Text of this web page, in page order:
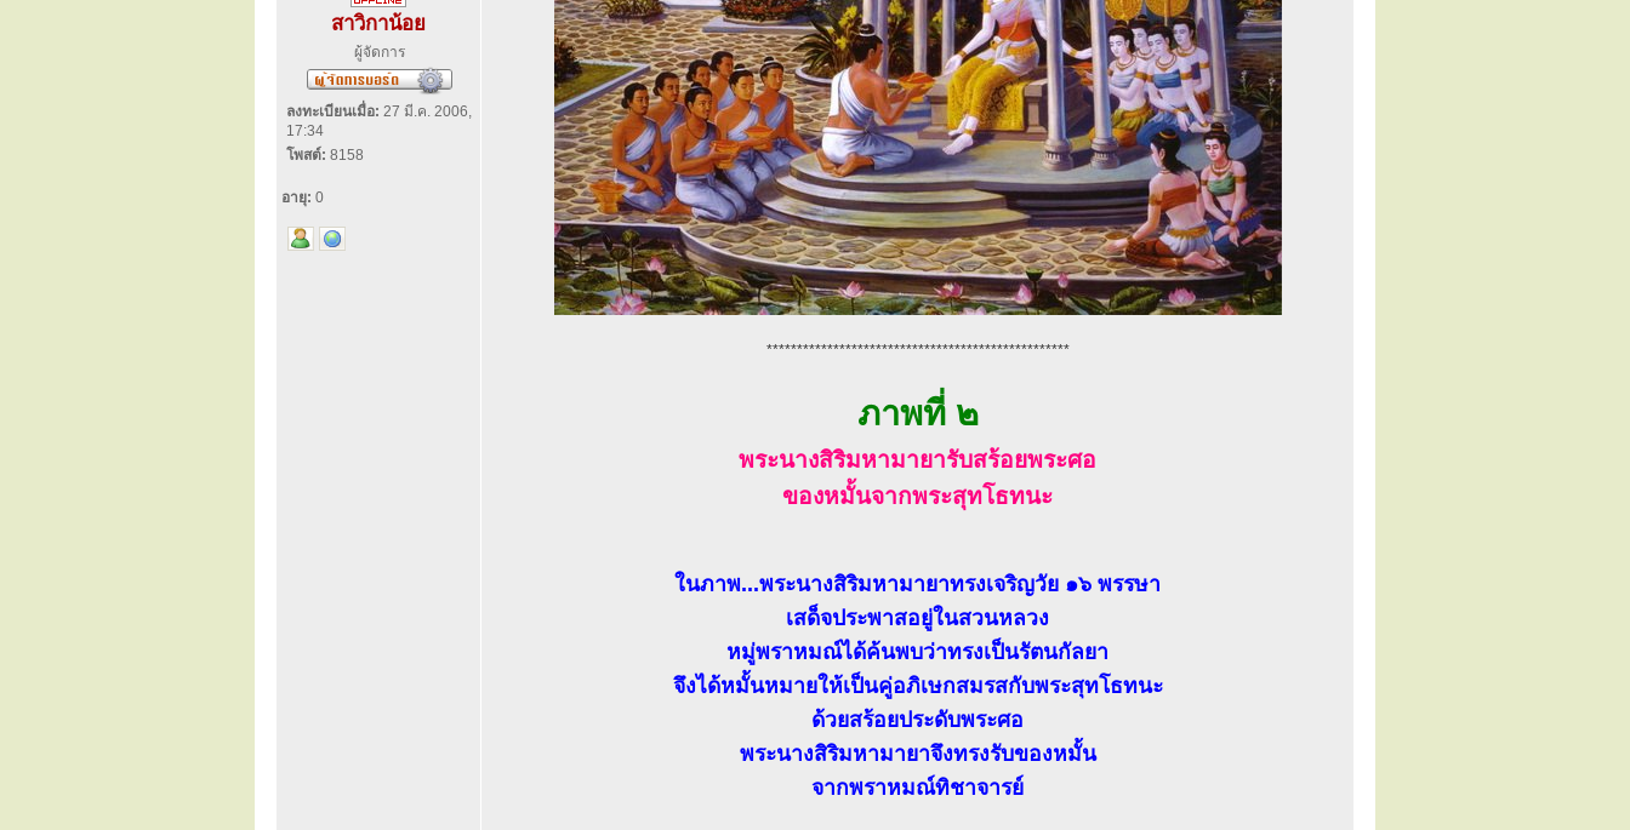
สาวิกาน้อย
ผู้จัดการ
ลงทะเบียนเมื่อ: 27 มี.ค. 2006,
17:34
โพสต์: 8158
อายุ: 0
**************************************************
ภาพที่ ๒
พระนางสิริมหามายารับสร้อยพระศอ
ของหมั้นจากพระสุทโธทนะ
ในภาพ...พระนางสิริมหามายาทรงเจริญวัย ๑๖ พรรษา
เสด็จประพาสอยู่ในสวนหลวง
หมู่พราหมณ์ได้ค้นพบว่าทรงเป็นรัตนกัลยา
จึงได้หมั้นหมายให้เป็นคู่อภิเษกสมรสกับพระสุทโธทนะ
ด้วยสร้อยประดับพระศอ
พระนางสิริมหามายาจึงทรงรับของหมั้น
จากพราหมณ์ทิชาจารย์